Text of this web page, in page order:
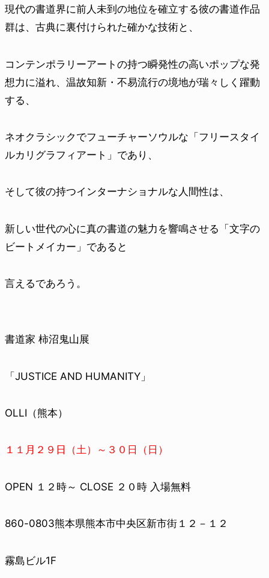
現代の書道界に前人未到の地位を確立する彼の書道作品
群は、古典に裏付けられた確かな技術と、
コンテンポラリーアートの持つ瞬発性の高いポップな発
想力に溢れ、温故知新・不易流行の境地が瑞々しく躍動
する、
ネオクラシックでフューチャーソウルな「フリースタイ
ルカリグラフィアート」であり、
そして彼の持つインターナショナルな人間性は、
新しい世代の心に真の書道の魅力を響鳴させる「文字の
ビートメイカー」 であると
言えるであろう。
書道家 柿沼鬼山展
「JUSTICE AND HUMANITY」
OLLI（熊本）
１１月２９日（土）～３０日（日）
OPEN １２時～ CLOSE ２０時 入場無料
860-0803熊本県熊本市中央区新市街１２－１２
霧島ビル1F